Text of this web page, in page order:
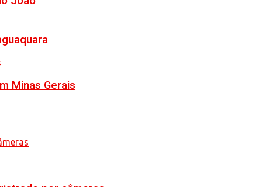
Minas Gerais